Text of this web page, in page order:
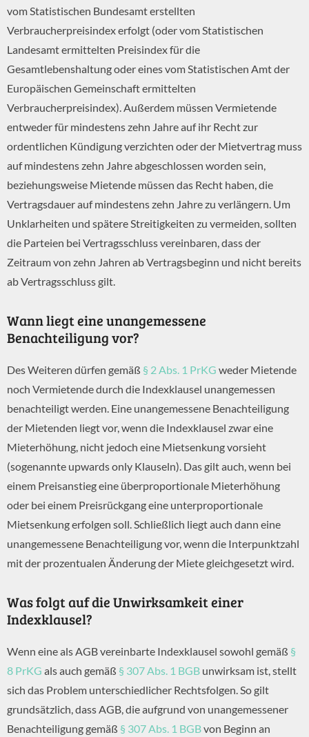
vom Statistischen Bundesamt erstellten
Verbraucherpreisindex erfolgt (oder vom Statistischen
Landesamt ermittelten Preisindex für die
Gesamtlebenshaltung oder eines vom Statistischen Amt der
Europäischen Gemeinschaft ermittelten
Verbraucherpreisindex). Außerdem müssen Vermietende
entweder für mindestens zehn Jahre auf ihr Recht zur
ordentlichen Kündigung verzichten oder der Mietvertrag muss
auf mindestens zehn Jahre abgeschlossen worden sein,
beziehungsweise Mietende müssen das Recht haben, die
Vertragsdauer auf mindestens zehn Jahre zu verlängern. Um
Unklarheiten und spätere Streitigkeiten zu vermeiden, sollten
die Parteien bei Vertragsschluss vereinbaren, dass der
Zeitraum von zehn Jahren ab Vertragsbeginn und nicht bereits
ab Vertragsschluss gilt.
Wann liegt eine unangemessene
Benachteiligung vor?
Des Weiteren dürfen gemäß § 2 Abs. 1 PrKG weder Mietende
noch Vermietende durch die Indexklausel unangemessen
benachteiligt werden. Eine unangemessene Benachteiligung
der Mietenden liegt vor, wenn die Indexklausel zwar eine
Mieterhöhung, nicht jedoch eine Mietsenkung vorsieht
(sogenannte upwards only Klauseln). Das gilt auch, wenn bei
einem Preisanstieg eine überproportionale Mieterhöhung
oder bei einem Preisrückgang eine unterproportionale
Mietsenkung erfolgen soll. Schließlich liegt auch dann eine
unangemessene Benachteiligung vor, wenn die Interpunktzahl
mit der prozentualen Änderung der Miete gleichgesetzt wird.
Was folgt auf die Unwirksamkeit einer
Indexklausel?
Wenn eine als AGB vereinbarte Indexklausel sowohl gemäß §
8 PrKG als auch gemäß § 307 Abs. 1 BGB unwirksam ist, stellt
sich das Problem unterschiedlicher Rechtsfolgen. So gilt
grundsätzlich, dass AGB, die aufgrund von unangemessener
Benachteiligung gemäß § 307 Abs. 1 BGBvon Beginn an